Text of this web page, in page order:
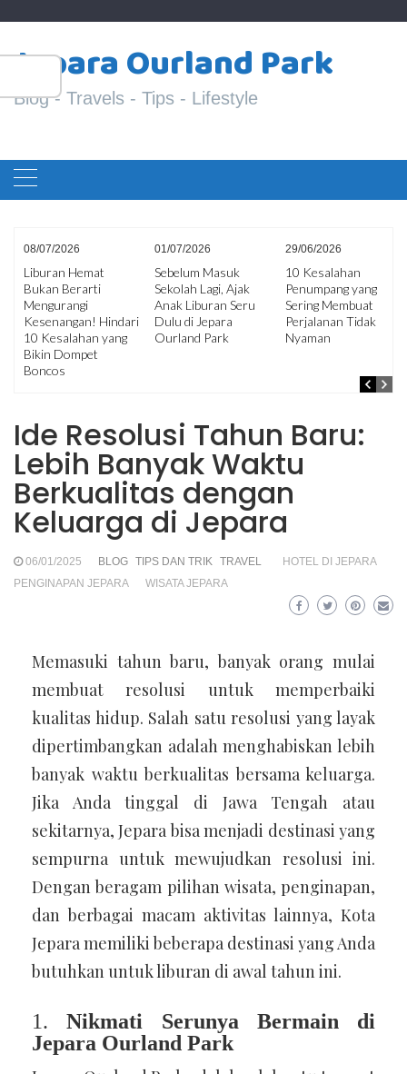
content
Jepara Ourland Park
Blog - Travels - Tips - Lifestyle
08/07/2026
Liburan Hemat
Bukan Berarti
Mengurangi
Kesenangan! Hindari
10 Kesalahan yang
Bikin Dompet
Boncos
01/07/2026
Sebelum Masuk
Sekolah Lagi, Ajak
Anak Liburan Seru
Dulu di Jepara
Ourland Park
29/06/2026
10 Kesalahan
Penumpang yang
Sering Membuat
Perjalanan Tidak
Nyaman
Ide Resolusi Tahun Baru:
Lebih Banyak Waktu
Berkualitas dengan
Keluarga di Jepara
06/01/2025 BLOG TIPS DAN TRIK TRAVEL
HOTEL DI JEPARA
PENGINAPAN JEPARA
WISATA JEPARA
Memasuki tahun baru, banyak orang mulai
membuat resolusi untuk memperbaiki
kualitas hidup. Salah satu resolusi yang layak
dipertimbangkan adalah menghabiskan lebih
banyak waktu berkualitas bersama keluarga.
Jika Anda tinggal di Jawa Tengah atau
sekitarnya, Jepara bisa menjadi destinasi yang
sempurna untuk mewujudkan resolusi ini.
Dengan beragam pilihan wisata, penginapan,
dan berbagai macam aktivitas lainnya, Kota
Jepara memiliki beberapa destinasi yang Anda
butuhkan untuk liburan di awal tahun ini.
1.Nikmati Serunya Bermain di
Jepara Ourland Park